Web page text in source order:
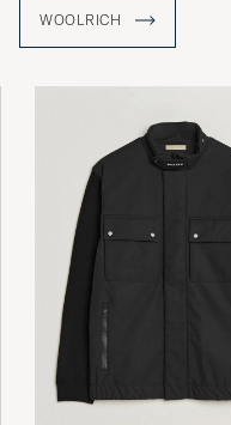
perimäänsä ja se
takkien kuten Arctic
WOOLRICH